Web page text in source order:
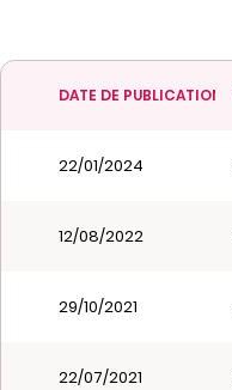
DATE DE PUBLICATION
22/01/2024
12/08/2022
29/10/2021
22/07/2021